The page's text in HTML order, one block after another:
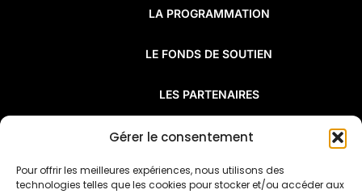
Gérer le consentement
Pour offrir les meilleures expériences, nous utilisons des
technologies telles que les cookies pour stocker et/ou accéder aux
LA PROGRAMMATION
LE FONDS DE SOUTIEN
LES PARTENAIRES
FAQ
¡Viva Villa! est un réseau de résidences